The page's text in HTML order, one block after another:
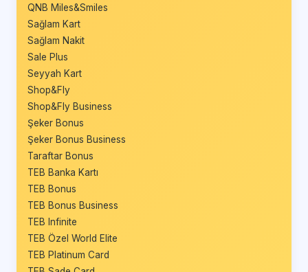
QNB Miles&Smiles
Sağlam Kart
Sağlam Nakit
Sale Plus
Seyyah Kart
Shop&Fly
Shop&Fly Business
Şeker Bonus
Şeker Bonus Business
Taraftar Bonus
TEB Banka Kartı
TEB Bonus
TEB Bonus Business
TEB Infinite
TEB Özel World Elite
TEB Platinum Card